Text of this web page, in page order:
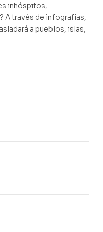
inhóspitos,
A través de infografías,
a pueblos, islas,